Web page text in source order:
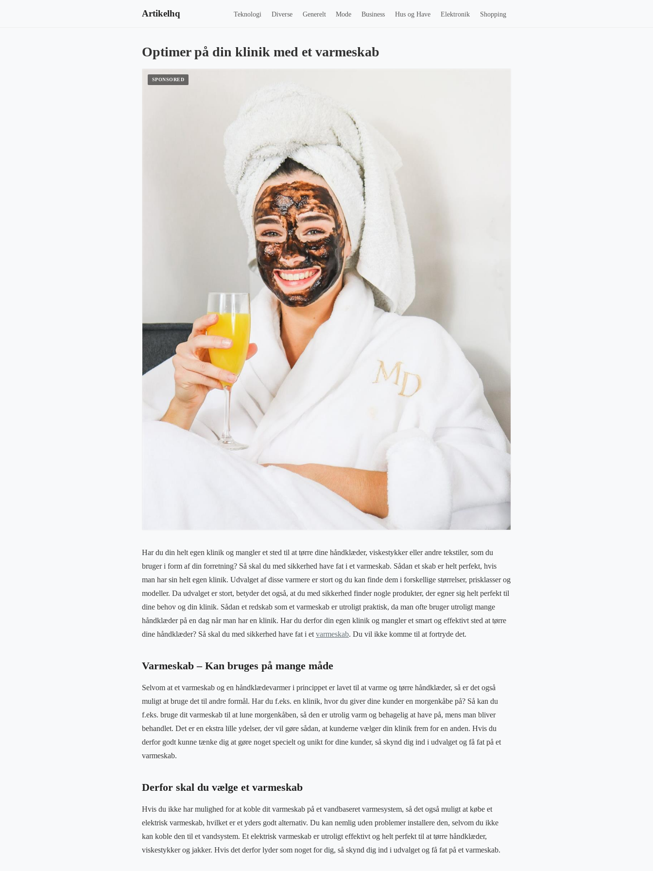
Artikelhq Teknologi Diverse Generelt Mode Business Hus og Have Elektronik Shopping
Optimer på din klinik med et varmeskab
Har du din helt egen klinik og mangler et sted til at tørre dine håndklæder, viskestykker eller andre tekstiler, som du
bruger i form af din forretning? Så skal du med sikkerhed have fat i et varmeskab. Sådan et skab er helt perfekt, hvis
man har sin helt egen klinik. Udvalget af disse varmere er stort og du kan finde dem i forskellige størrelser, prisklasser og
modeller. Da udvalget er stort, betyder det også, at du med sikkerhed finder nogle produkter, der egner sig helt perfekt til
dine behov og din klinik. Sådan et redskab som et varmeskab er utroligt praktisk, da man ofte bruger utroligt mange
håndklæder på en dag når man har en klinik. Har du derfor din egen klinik og mangler et smart og effektivt sted at tørre
dine håndklæder? Så skal du med sikkerhed have fat i et varmeskab. Du vil ikke komme til at fortryde det.
Varmeskab – Kan bruges på mange måde
Selvom at et varmeskab og en håndklædevarmer i princippet er lavet til at varme og tørre håndklæder, så er det også
muligt at bruge det til andre formål. Har du f.eks. en klinik, hvor du giver dine kunder en morgenkåbe på? Så kan du
f.eks. bruge dit varmeskab til at lune morgenkåben, så den er utrolig varm og behagelig at have på, mens man bliver
behandlet. Det er en ekstra lille ydelser, der vil gøre sådan, at kunderne vælger din klinik frem for en anden. Hvis du
derfor godt kunne tænke dig at gøre noget specielt og unikt for dine kunder, så skynd dig ind i udvalget og få fat på et
varmeskab.
Derfor skal du vælge et varmeskab
Hvis du ikke har mulighed for at koble dit varmeskab på et vandbaseret varmesystem, så det også muligt at købe et
elektrisk varmeskab, hvilket er et yders godt alternativ. Du kan nemlig uden problemer installere den, selvom du ikke
kan koble den til et vandsystem. Et elektrisk varmeskab er utroligt effektivt og helt perfekt til at tørre håndklæder,
viskestykker og jakker. Hvis det derfor lyder som noget for dig, så skynd dig ind i udvalget og få fat på et varmeskab.